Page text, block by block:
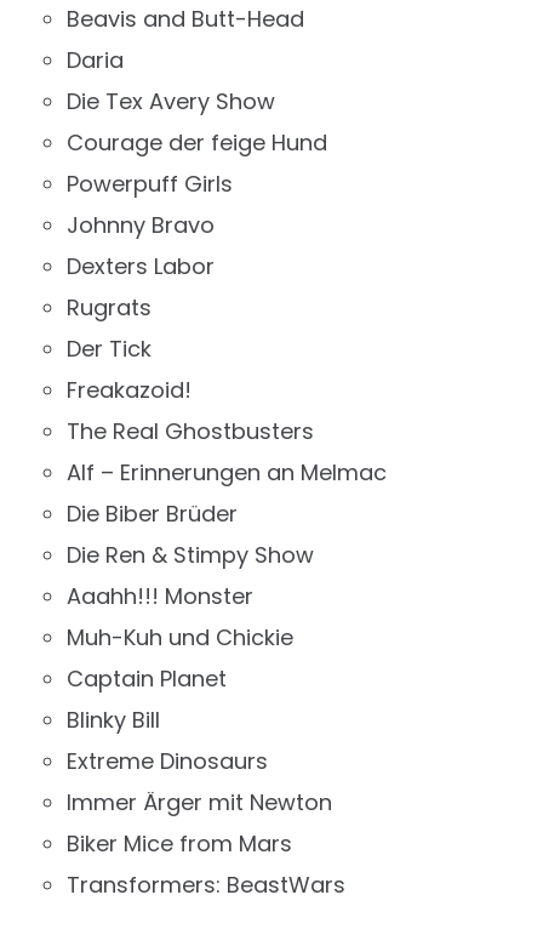
Beavis and Butt-Head
Daria
Die Tex Avery Show
Courage der feige Hund
Powerpuff Girls
Johnny Bravo
Dexters Labor
Rugrats
Der Tick
Freakazoid!
The Real Ghostbusters
Alf – Erinnerungen an Melmac
Die Biber Brüder
Die Ren & Stimpy Show
Aaahh!!! Monster
Muh-Kuh und Chickie
Captain Planet
Blinky Bill
Extreme Dinosaurs
Immer Ärger mit Newton
Biker Mice from Mars
Transformers: BeastWars